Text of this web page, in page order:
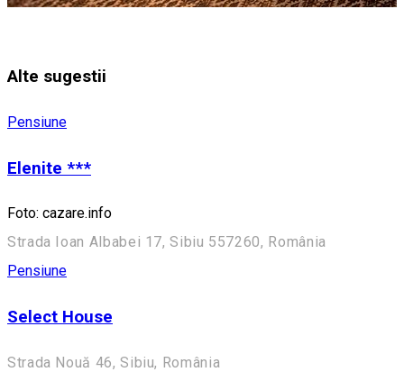
Alte sugestii
Pensiune
Elenite ***
Foto: cazare.info
Strada Ioan Albabei 17, Sibiu 557260, România
Pensiune
Select House
Strada Nouă 46, Sibiu, România